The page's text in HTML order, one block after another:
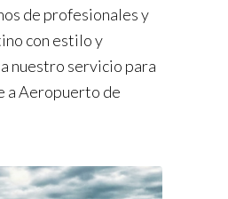
de profesionales y
con estilo y
nuestro servicio para
a Aeropuerto de